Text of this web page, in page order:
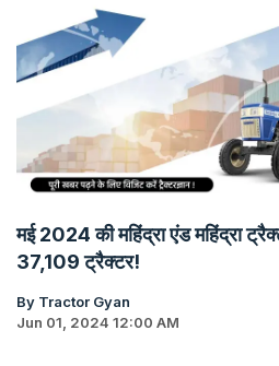
मई 2024 की महिंद्रा एंड महिंद्रा
37,109 ट्रैक्टर!
By Tractor Gyan
Jun 01, 2024 12:00 AM